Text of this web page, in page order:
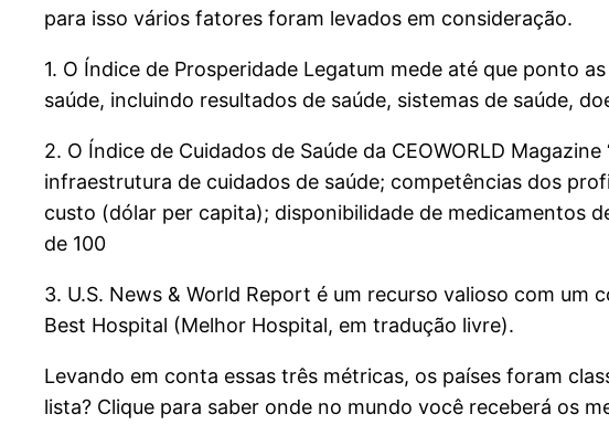
para isso vários fatores foram levados em consideração.
1. O Índice de Prosperidade Legatum mede até que ponto
saúde, incluindo resultados de saúde, sistemas de saúde,
2. O Índice de Cuidados de Saúde da CEOWORLD
infraestrutura de cuidados de saúde; competências dos
custo (dólar per capita); disponibilidade de medicamentos
de 100
3. U.S. News & World Report é um recurso valioso com
Best Hospital (Melhor Hospital, em tradução livre).
Levando em conta essas três métricas, os países foram
lista? Clique para saber onde no mundo você receberá os